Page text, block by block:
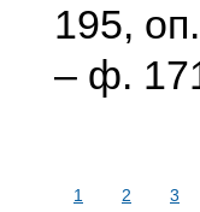
195,
– ф.
1 2 3